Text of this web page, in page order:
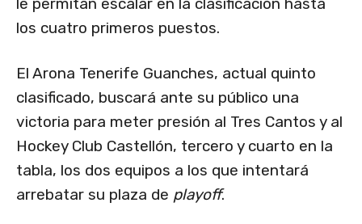
le permitan escalar en la clasificación hasta
los cuatro primeros puestos.
El Arona Tenerife Guanches, actual quinto
clasificado, buscará ante su público una
victoria para meter presión al Tres Cantos y al
Hockey Club Castellón, tercero y cuarto en la
tabla, los dos equipos a los que intentará
arrebatar su plaza de playoff.